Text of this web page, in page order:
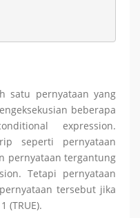
satu pernyataan yang
beberapa
expression.
seperti pernyataan
pernyataan tergantung
Tetapi pernyataan
tersebut jika
(TRUE).